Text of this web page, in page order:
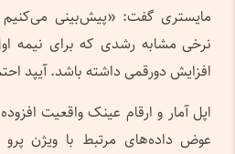
مایستری گفت: «پیش‌بینی
نرخی مشابه رشدی که برای نیمه
افزایش دورقمی داشته باشد. آیپد
اپل آمار و ارقام عینک واقعیت
عوض داده‌های مرتبط با ویژن